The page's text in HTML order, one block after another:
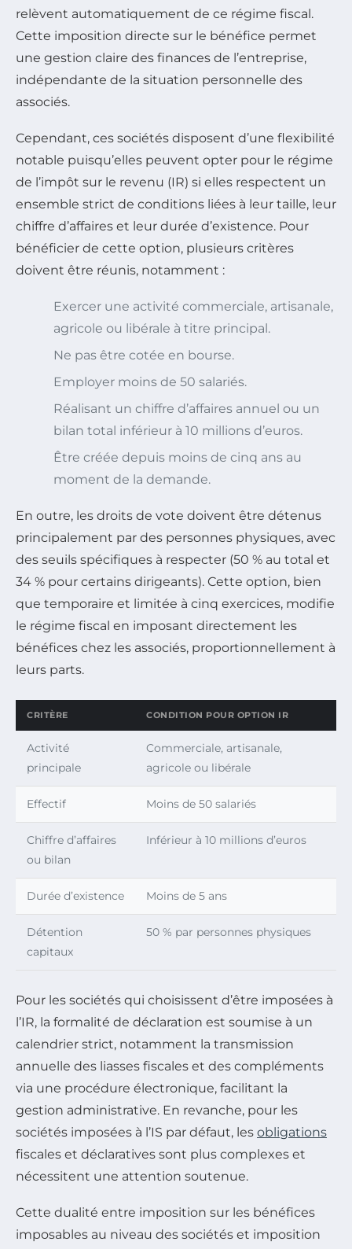
relèvent automatiquement de ce régime fiscal.
Cette imposition directe sur le bénéfice permet
une gestion claire des finances de l’entreprise,
indépendante de la situation personnelle des
associés.
Cependant, ces sociétés disposent d’une flexibilité
notable puisqu’elles peuvent opter pour le régime
de l’impôt sur le revenu (IR) si elles respectent un
ensemble strict de conditions liées à leur taille, leur
chiffre d’affaires et leur durée d’existence. Pour
bénéficier de cette option, plusieurs critères
doivent être réunis, notamment :
Exercer une activité commerciale, artisanale,
agricole ou libérale à titre principal.
Ne pas être cotée en bourse.
Employer moins de 50 salariés.
Réalisant un chiffre d’affaires annuel ou un
bilan total inférieur à 10 millions d’euros.
Être créée depuis moins de cinq ans au
moment de la demande.
En outre, les droits de vote doivent être détenus
principalement par des personnes physiques, avec
des seuils spécifiques à respecter (50 % au total et
34 % pour certains dirigeants). Cette option, bien
que temporaire et limitée à cinq exercices, modifie
le régime fiscal en imposant directement les
bénéfices chez les associés, proportionnellement à
leurs parts.
CRITÈRE CONDITION POUR OPTION IR
Activité
principale
Commerciale, artisanale,
agricole ou libérale
Effectif Moins de 50 salariés
Chiffre d’affaires
ou bilan
Inférieur à 10 millions d’euros
Durée d’existence Moins de 5 ans
Détention
capitaux
50 % par personnes physiques
Pour les sociétés qui choisissent d’être imposées à
l’IR, la formalité de déclaration est soumise à un
calendrier strict, notamment la transmission
annuelle des liasses fiscales et des compléments
via une procédure électronique, facilitant la
gestion administrative. En revanche, pour les
sociétés imposées à l’IS par défaut, les obligations
fiscales et déclaratives sont plus complexes et
nécessitent une attention soutenue.
Cette dualité entre imposition sur les bénéfices
imposables au niveau des sociétés et imposition